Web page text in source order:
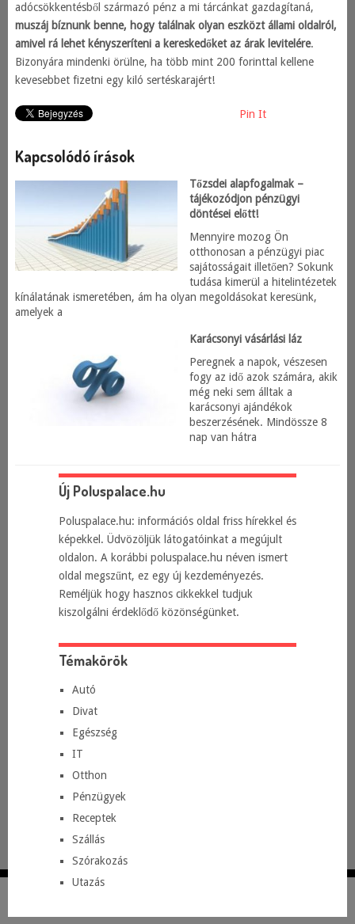
adócsökkentésből származó pénz a mi tárcánkat gazdagítaná,
muszáj bíznunk benne, hogy találnak olyan eszközt állami oldalról,
amivel rá lehet kényszeríteni a kereskedőket az árak levitelére.
Bizonyára mindenki örülne, ha több mint 200 forinttal kellene
kevesebbet fizetni egy kiló sertéskarajért!
Pin It
Kapcsolódó írások
Tőzsdei alapfogalmak –
tájékozódjon pénzügyi
döntései előtt!
Mennyire mozog Ön
otthonosan a pénzügyi piac
sajátosságait illetően? Sokunk
tudása kimerül a hitelintézetek
kínálatának ismeretében, ám ha olyan megoldásokat keresünk,
amelyek a
Karácsonyi vásárlási láz
Peregnek a napok, vészesen
fogy az idő azok számára, akik
még neki sem álltak a
karácsonyi ajándékok
beszerzésének. Mindössze 8
nap van hátra
Új Poluspalace.hu
Poluspalace.hu: információs oldal friss hírekkel és
képekkel. Üdvözöljük látogatóinkat a megújult
oldalon. A korábbi poluspalace.hu néven ismert
oldal megszűnt, ez egy új kezdeményezés.
Reméljük hogy hasznos cikkekkel tudjuk
kiszolgálni érdeklődő közönségünket.
Témakörök
Autó
Divat
Egészség
IT
Otthon
Pénzügyek
Receptek
Szállás
Szórakozás
Utazás